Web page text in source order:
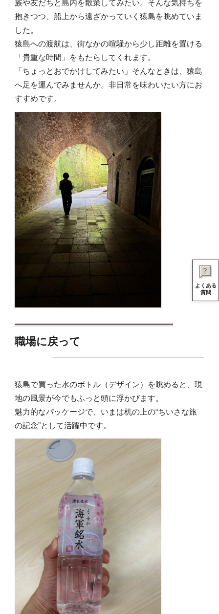
よくある
質問
族や友だちと島内を散策してみたい。そんな気持ちを
抱きつつ、船上から遠ざかっていく猿島を眺めていま
した。
猿島への渡航は、街なかの喧騒から少し距離を置ける
「貴重な時間」をもたらしてくれます。
「ちょっとおでかけしてみたい」そんなときは、猿島
へ足を運んでみませんか。非日常を味わいたい方にお
すすめです。
職場に戻って
猿島で買った水のボトル（デザイン）を眺めると、現
地の風景が今でもふっと頭に浮かびます。
魅力的なパッケージで、いまは机の上の“ちいさな旅
の記念”として活躍中です。